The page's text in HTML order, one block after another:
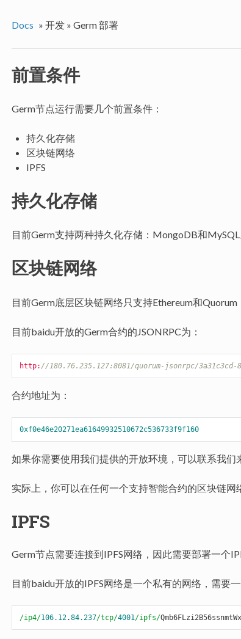
Docs » 开发 » Germ 部署
前置条件
Germ节点运行需要几个前置条件：
持久化存储
区块链网络
IPFS
持久化存储
目前Germ支持两种持久化存储：MongoDB和
区块链网络
目前Germ底层区块链网络只支持Ethereum和Quorum
目前baidu开放的Germ合约的JSONRPC为：
http: //180.76.235.127:8081/quorum-jsonrpc/3a31c3cd-
合约地址为：
0xf0e46e20271ea61649932510672c536733f9f160
如果你需要使用我们提供的开放环境，可以联系我们
实际上，你可以在任何一个支持智能合约的区块链网
IPFS
Germ节点需要连接到IPFS网络，因此需要部署一个
目前baidu开放的IPFS网络是一个私有的网络，需要
/ip4/106.12.84.237/tcp/4001/ipfs/